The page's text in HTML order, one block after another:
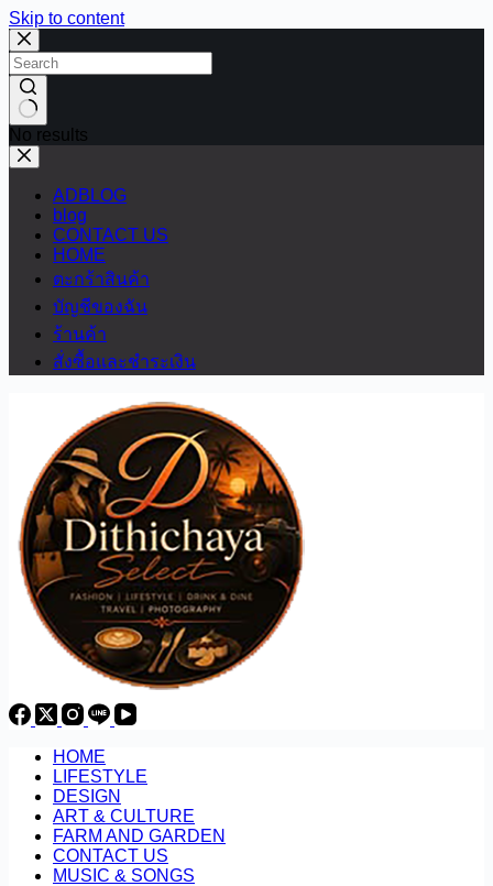
Skip to content
No results
ADBLOG
blog
CONTACT US
HOME
ตะกร้าสินค้า
บัญชีของฉัน
ร้านค้า
สั่งซื้อและชำระเงิน
HOME
LIFESTYLE
DESIGN
ART & CULTURE
FARM AND GARDEN
CONTACT US
MUSIC & SONGS